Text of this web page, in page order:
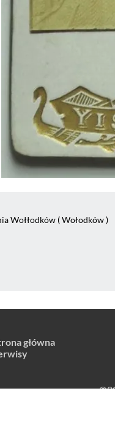
Wołłodków ( Wołodków )
główna